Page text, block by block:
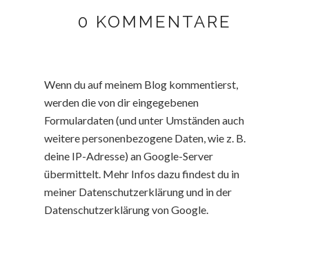
0 KOMMENTARE
Wenn du auf meinem Blog kommentierst,
werden die von dir eingegebenen
Formulardaten (und unter Umständen auch
weitere personenbezogene Daten, wie z. B.
deine IP-Adresse) an Google-Server
übermittelt. Mehr Infos dazu findest du in
meiner Datenschutzerklärung und in der
Datenschutzerklärung von Google.